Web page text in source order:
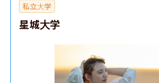
私立大学
星城大学